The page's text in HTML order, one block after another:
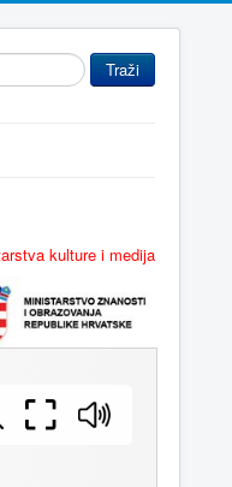
Traži
kulture i medija